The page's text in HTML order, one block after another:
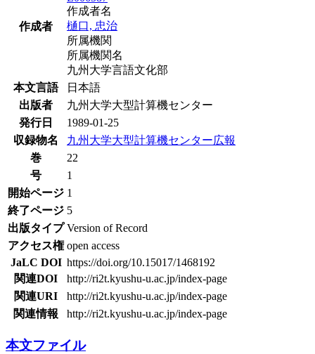
作成者
作成者名
樋口, 忠治
所属機関
所属機関名
九州大学言語文化部
本文言語
日本語
出版者
九州大学大型計算機センター
発行日
1989-01-25
収録物名
九州大学大型計算機センター広報
巻
22
号
1
開始ページ 1
終了ページ 5
出版タイプ Version of Record
アクセス権 open access
JaLC DOI https://doi.org/10.15017/1468192
関連DOI
http://ri2t.kyushu-u.ac.jp/index-page
関連URI
http://ri2t.kyushu-u.ac.jp/index-page
関連情報
http://ri2t.kyushu-u.ac.jp/index-page
本文ファイル